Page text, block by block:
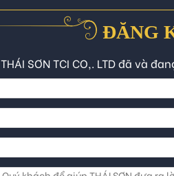
ĐĂNG
THÁI SƠN TCI CO,. LTD đã và